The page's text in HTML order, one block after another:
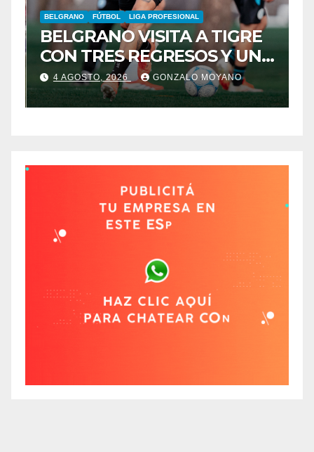
BELGRANO FÚTBOL LIGA PROFESIONAL
BELGRANO VISITA A TIGRE
CON TRES REGRESOS Y UNA
BAJA OBLIGADA
4 AGOSTO, 2026 GONZALO MOYANO